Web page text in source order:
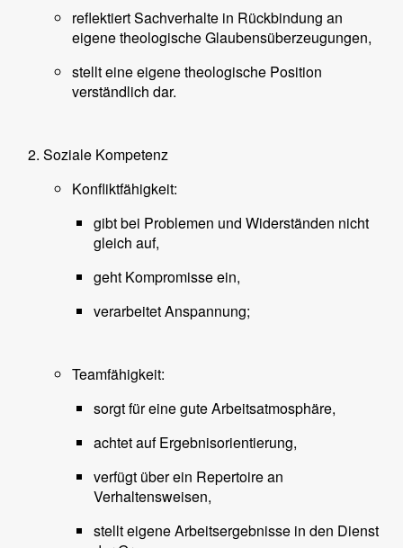
reflektiert Sachverhalte in Rückbindung an
eigene theologische Glaubensüberzeugungen,
stellt eine eigene theologische Position
verständlich dar.
Soziale Kompetenz
Konfliktfähigkeit:
gibt bei Problemen und Widerständen nicht
gleich auf,
geht Kompromisse ein,
verarbeitet Anspannung;
Teamfähigkeit:
sorgt für eine gute Arbeitsatmosphäre,
achtet auf Ergebnisorientierung,
verfügt über ein Repertoire an
Verhaltensweisen,
stellt eigene Arbeitsergebnisse in den Dienst